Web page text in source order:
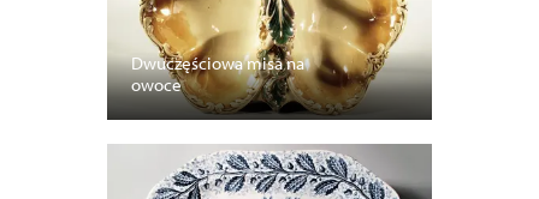
Dwuczęściowa misa na
owoce